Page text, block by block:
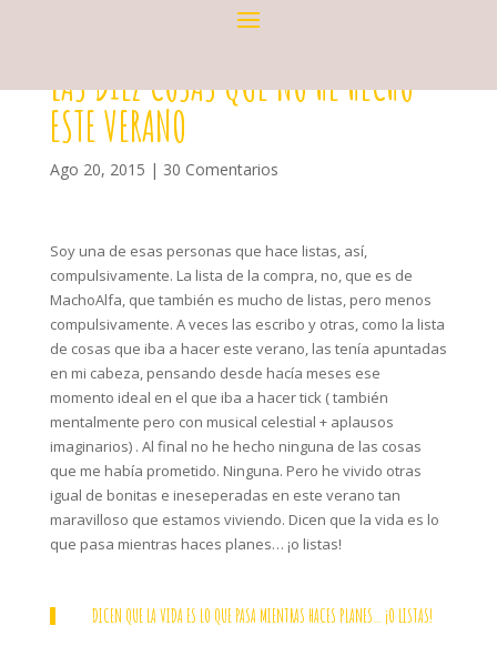
LAS DIEZ COSAS QUE NO HE HECHO
ESTE VERANO
Ago 20, 2015 | 30 Comentarios
Soy una de esas personas que hace listas, así,
compulsivamente. La lista de la compra, no, que es de
MachoAlfa, que también es mucho de listas, pero menos
compulsivamente. A veces las escribo y otras, como la lista
de cosas que iba a hacer este verano, las tenía apuntadas
en mi cabeza, pensando desde hacía meses ese
momento ideal en el que iba a hacer tick ( también
mentalmente pero con musical celestial + aplausos
imaginarios) . Al final no he hecho ninguna de las cosas
que me había prometido. Ninguna. Pero he vivido otras
igual de bonitas e ineseperadas en este verano tan
maravilloso que estamos viviendo. Dicen que la vida es lo
que pasa mientras haces planes… ¡o listas!
DICEN QUE LA VIDA ES LO QUE PASA MIENTRAS HACES PLANES… ¡O LISTAS!